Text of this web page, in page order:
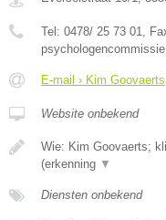
Tel: 0478/ 25 73 01 ,
E-mail › Kim Goovaerts
Website onbekend
Wie: Kim Goovaerts;
(erkenning ▼
Diensten onbekend